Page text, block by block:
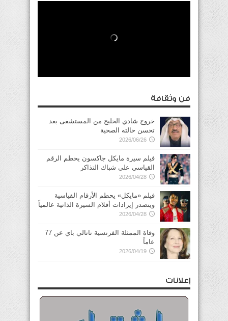
فن وثقافة
خروج شادي الخليج من المستشفى بعد
تحسن حالته الصحية
2026/06/26
فيلم سيرة مايكل جاكسون يحطم الرقم
القياسي على شباك التذاكر
2026/04/28
فيلم «مايكل» يحطم الأرقام القياسية
ويتصدر إيرادات أفلام السيرة الذاتية عالمياً
2026/04/28
وفاة الممثلة الفرنسية ناتالي باي عن 77
عاماً
2026/04/19
إعلانات